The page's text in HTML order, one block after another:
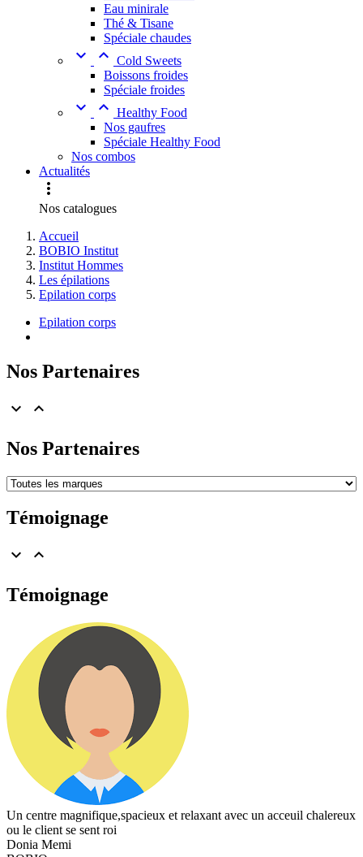
Eau minirale
Thé & Tisane
Spéciale chaudes
  Cold Sweets
Boissons froides
Spéciale froides
  Healthy Food
Nos gaufres
Spéciale Healthy Food
Nos combos
Actualités

Nos catalogues
Accueil
BOBIO Institut
Institut Hommes
Les épilations
Epilation corps
Epilation corps
Nos Partenaires
 
Nos Partenaires
Témoignage
 
Témoignage
Un centre magnifique,spacieux et relaxant avec un acceuil chalereux
ou le client se sent roi
Donia Memi